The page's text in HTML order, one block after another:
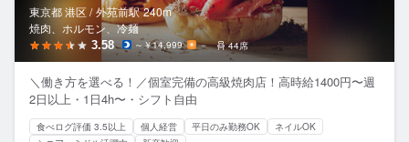
東京都 港区 / 外苑前駅 240m
焼肉、ホルモン、冷麺
3.58 ～￥14,999 － 44席
＼働き方を選べる！／個室完備の高級焼肉店！高時給1400円〜週
2日以上・1日4h〜・シフト自由
食べログ評価 3.5以上 個人経営 平日のみ勤務OK
ネイルOK